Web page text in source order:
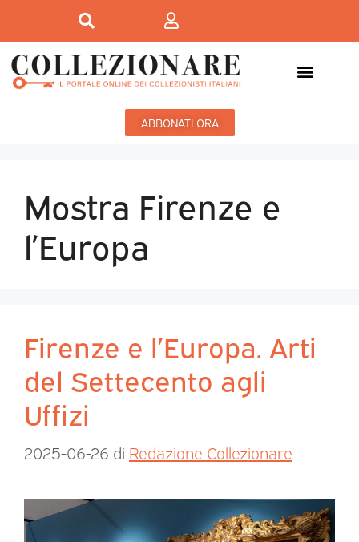
ABBONATI ORA
Mostra Firenze e
l’Europa
Firenze e l’Europa. Arti
del Settecento agli
Uffizi
2025-06-26 di Redazione Collezionare